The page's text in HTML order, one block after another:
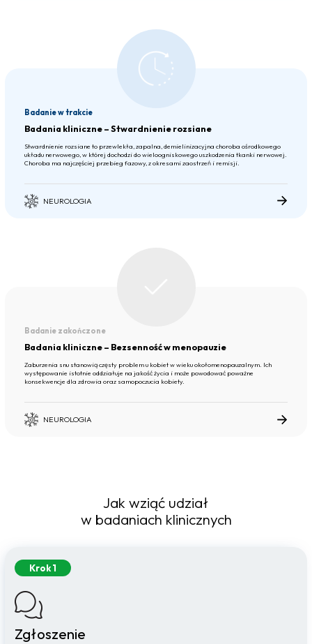
Badanie w trakcie
Badania kliniczne – Stwardnienie rozsiane
Stwardnienie rozsiane to przewlekła, zapalna, demielinizacyjna choroba ośrodkowego
układu nerwowego, w której dochodzi do wieloogniskowego uszkodzenia tkanki nerwowej.
Choroba ma najczęściej przebieg fazowy, z okresami zaostrzeń i remisji.
NEUROLOGIA
Badanie zakończone
Badania kliniczne – Bezsenność w menopauzie
Zaburzenia snu stanowią częsty problem u kobiet w wieku okołomenopauzalnym. Ich
występowanie istotnie oddziałuje na jakość życia i może powodować poważne
konsekwencje dla zdrowia oraz samopoczucia kobiety.
NEUROLOGIA
Jak wziąć udział
w badaniach klinicznych
Krok 1
Zgłoszenie